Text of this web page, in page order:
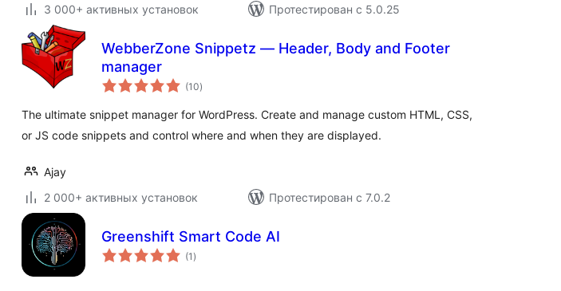
3 000+ активных установок
Протестирован с 5.0.25
WebberZone Snippetz — Header, Body and Footer
manager
(10общий
рейтинг
)
The ultimate snippet manager for WordPress. Create and manage custom HTML, CSS,
or JS code snippets and control where and when they are displayed.
Ajay
2 000+ активных установок
Протестирован с 7.0.2
Greenshift Smart Code AI
(1 общий
рейтинг
)